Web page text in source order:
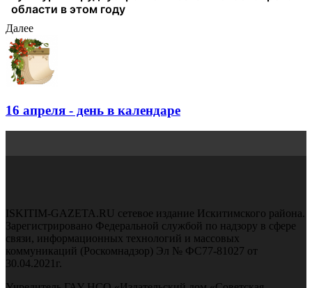
Далее
16 апреля - день в календаре
ISKITIM-GAZETA.RU сетевое издание Искитимского района.
Зарегистрировано Федеральной службой по надзору в сфере
связи, информационных технологий и массовых
коммуникаций (Роскомнадзор) Эл № ФС77-81027 от
30.04.2021г.